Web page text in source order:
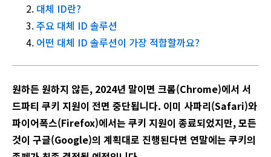
대체 ID란?
주요 대체 ID 솔루션
어떤 대체 ID 솔루션이 가장 적합할까요?
원하든 원하지 않든, 2024년 말이면 크롬(Chrome)에서 서
드파티 쿠키 지원이 전면 중단됩니다. 이미 사파리(Safari)와
파이어폭스(Firefox)에서는 쿠키 지원이 종료되었지만, 모든
것이 구글(Google)의 계획대로 진행된다면 연말에는 쿠키의